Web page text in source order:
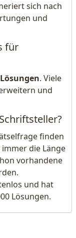
sich nach
und
für
. Viele
und
finden
immer die Länge
vorhandene
und hat
Lösungen.